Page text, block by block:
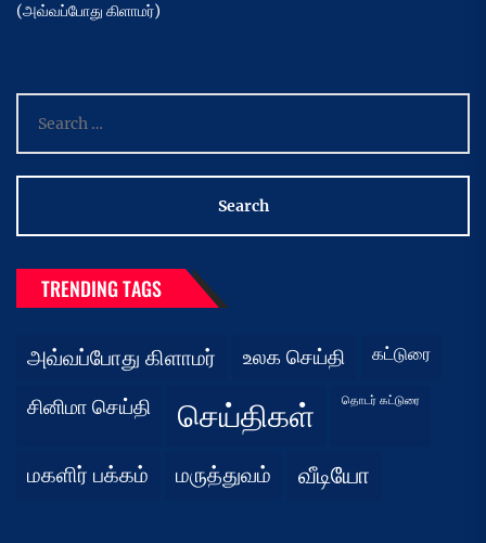
(அவ்வப்போது கிளாமர்)
for:
TRENDING TAGS
அவ்வப்போது கிளாமர் உலக செய்தி கட்டுரை
சினிமா செய்தி செய்திகள் தொடர் கட்டுரை
மகளிர் பக்கம் மருத்துவம் வீடியோ